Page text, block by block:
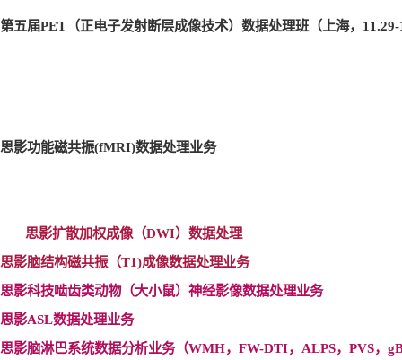
第五届PET （正电子发射断层成像技术）数据处理班（上海，11.29-
思影功能磁共振(fMRI)数据处理业务
思影扩散加权成像（DWI）数据处理
思影脑结构磁共振（T1)成像数据处理业务
思影科技啮齿类动物（大小鼠）神经影像数据处理业务
思影ASL数据处理业务
思影脑淋巴系统数据分析业务（WMH，FW-DTI，ALPS，PVS，